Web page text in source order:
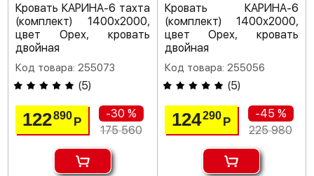
Кровать КАРИНА-6 тахта
(комплект) 1400х2000,
цвет Орех, кровать
двойная
Код товара: 255073
(5)
122890Р
-30 %
175 560
Кровать КАРИНА-6
(комплект) 1400х2000,
цвет Орех, кровать
двойная
Код товара: 255056
(5)
124290 Р
-45 %
225 980